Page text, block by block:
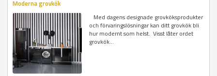
Moderna grovkök
Med dagens designade grovköksprodukter
och förvaringslösningar kan ditt grovkök bli
hur modernt som helst. Visst låter ordet
grovkök...